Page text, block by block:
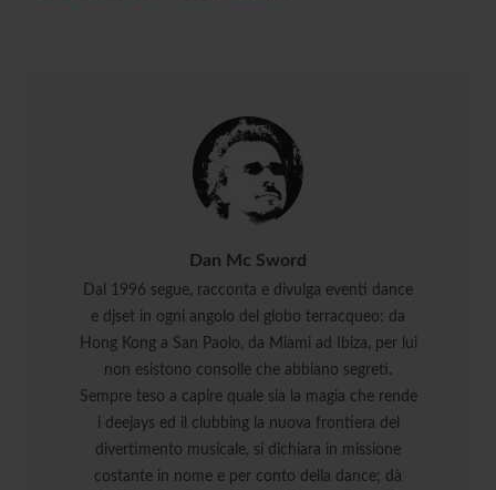
Dan Mc Sword
Dal 1996 segue, racconta e divulga eventi dance
e djset in ogni angolo del globo terracqueo: da
Hong Kong a San Paolo, da Miami ad Ibiza, per lui
non esistono consolle che abbiano segreti.
Sempre teso a capire quale sia la magia che rende
i deejays ed il clubbing la nuova frontiera del
divertimento musicale, si dichiara in missione
costante in nome e per conto della dance; dà